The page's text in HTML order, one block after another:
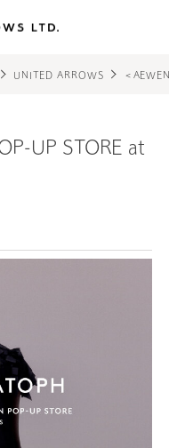
UNITED ARROWS ＜
UP STORE at